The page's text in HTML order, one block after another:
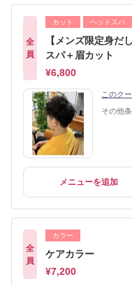
全
員
カット ヘッドスパ
【メンズ限定身だ
スパ＋眉カット
¥6,800
このク
その他条
メニューを追加
全
員
カラー
ケアカラー
¥7,200